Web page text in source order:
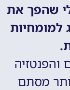
שהפך את
למומחיות
והפנטזיה
מסתם